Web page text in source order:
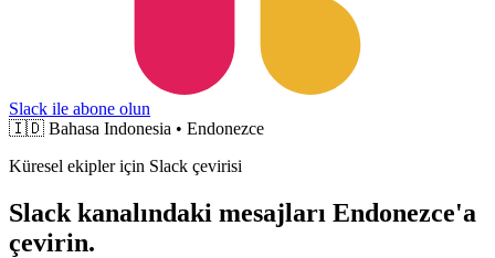
Slack ile abone olun
🇮🇩 Bahasa Indonesia • Endonezce
Küresel ekipler için Slack çevirisi
Slack kanalındaki mesajları Endonezce'a
çevirin.